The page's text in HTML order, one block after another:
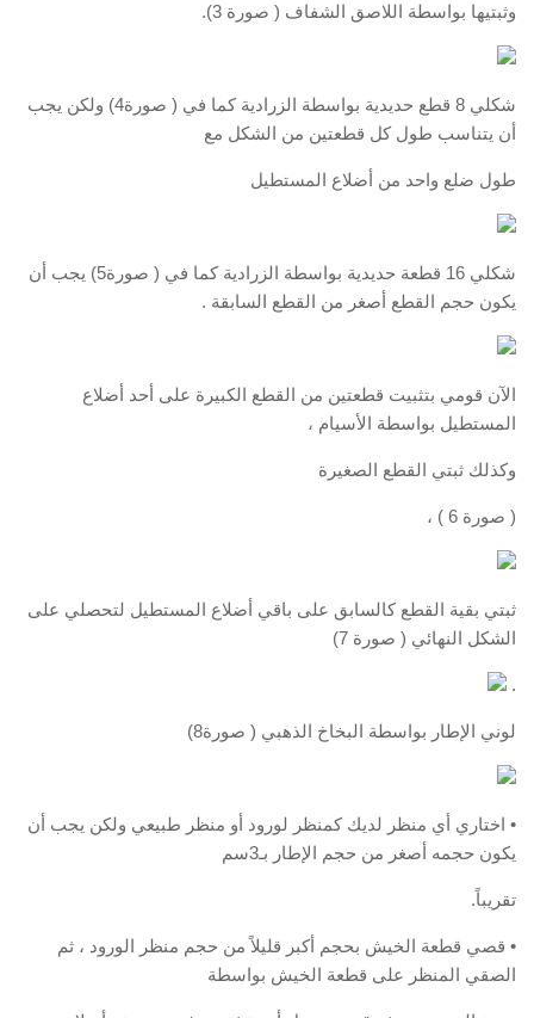
وثبتيها بواسطة اللاصق الشفاف ( صورة 3).
شكلي 8 قطع حديدية بواسطة الزرادية كما في ( صورة4) ولكن يجب
أن يتناسب طول كل قطعتين من الشكل مع
طول ضلع واحد من أضلاع المستطيل
شكلي 16 قطعة حديدية بواسطة الزرادية كما في ( صورة5) يجب أن
يكون حجم القطع أصغر من القطع السابقة .
الآن قومي بتثبيت قطعتين من القطع الكبيرة على أحد أضلاع
المستطيل بواسطة الأسيام ،
وكذلك ثبتي القطع الصغيرة
( صورة 6 ) ،
ثبتي بقية القطع كالسابق على باقي أضلاع المستطيل لتحصلي على
الشكل النهائي ( صورة 7)
.
لوني الإطار بواسطة البخاخ الذهبي ( صورة8)
• اختاري أي منظر لديك كمنظر لورود أو منظر طبيعي ولكن يجب أن
يكون حجمه أصغر من حجم الإطار بـ3سم
تقريباً.
• قصي قطعة الخيش بحجم أكبر قليلاً من حجم منظر الورود ، ثم
الصقي المنظر على قطعة الخيش بواسطة